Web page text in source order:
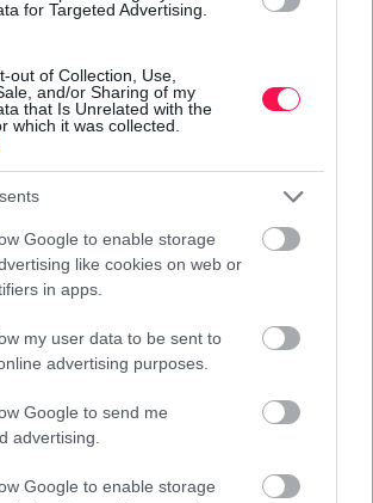
for Targeted Advertising.
out of Collection, Use,
and/or Sharing of my
that Is Unrelated with the
which it was collected.
Google to enable storage
like cookies on web or
in apps.
my user data to be sent to
advertising purposes.
Google to send me
advertising.
Google to enable storage